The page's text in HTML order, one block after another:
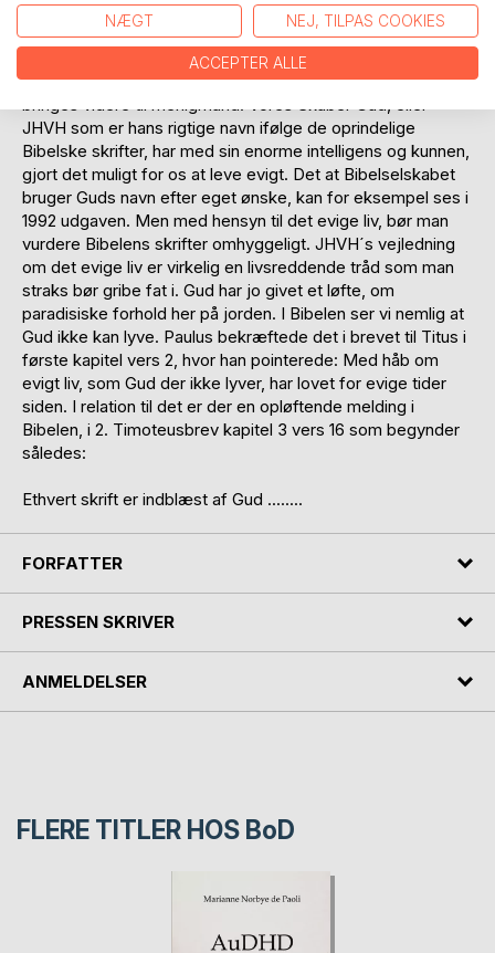
opholder sig. Kirkerne vil i et sådant tilfælde, godt nok
komme til at stå endnu mere tomme end de allerede gør,
og flere præster vil sikkert stå uden arbejde. Dette har
temmelig sikkert en indflydelse på at løftet fra Gud ikke
bringes videre til menigmand. Vores Skaber Gud, eller
JHVH som er hans rigtige navn ifølge de oprindelige
Bibelske skrifter, har med sin enorme intelligens og kunnen,
gjort det muligt for os at leve evigt. Det at Bibelselskabet
bruger Guds navn efter eget ønske, kan for eksempel ses i
1992 udgaven. Men med hensyn til det evige liv, bør man
vurdere Bibelens skrifter omhyggeligt. JHVH´s vejledning
om det evige liv er virkelig en livsreddende tråd som man
straks bør gribe fat i. Gud har jo givet et løfte, om
paradisiske forhold her på jorden. I Bibelen ser vi nemlig at
Gud ikke kan lyve. Paulus bekræftede det i brevet til Titus i
første kapitel vers 2, hvor han pointerede: Med håb om
evigt liv, som Gud der ikke lyver, har lovet for evige tider
siden. I relation til det er der en opløftende melding i
Bibelen, i 2. Timoteusbrev kapitel 3 vers 16 som begynder
således:
Ethvert skrift er indblæst af Gud ........
FORFATTER
PRESSEN SKRIVER
ANMELDELSER
FLERE TITLER HOS BoD
NÆGT NEJ, TILPAS COOKIES
ACCEPTER ALLE